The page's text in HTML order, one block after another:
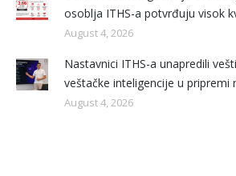
osoblja ITHS-a potvrđuju visok
August 4, 2026
Nastavnici ITHS-a unapredili
veštačke inteligencije u pripremi
August 4, 2026